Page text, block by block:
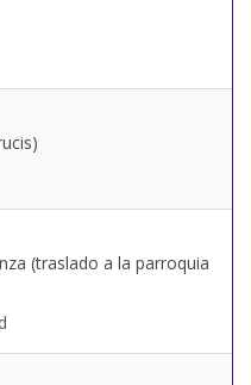
(traslado a la parroquia